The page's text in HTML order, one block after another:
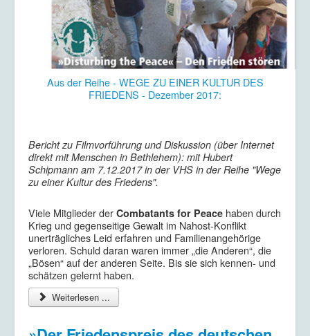
Aus der Reihe - WEGE ZU EINER KULTUR DES
FRIEDENS - Dezember 2017:
Bericht zu Filmvorführung und Diskussion (über Internet
direkt mit Menschen in Bethlehem): mit Hubert
Schipmann am 7.12.2017 in der VHS in der Reihe "Wege
zu einer Kultur des Friedens".
Viele Mitglieder der Combatants for Peace haben durch
Krieg und gegenseitige Gewalt im Nahost-Konflikt
unerträgliches Leid erfahren und Familienangehörige
verloren. Schuld daran waren immer „die Anderen“, die
„Bösen“ auf der anderen Seite. Bis sie sich kennen- und
schätzen gelernt haben.
Weiterlesen ...